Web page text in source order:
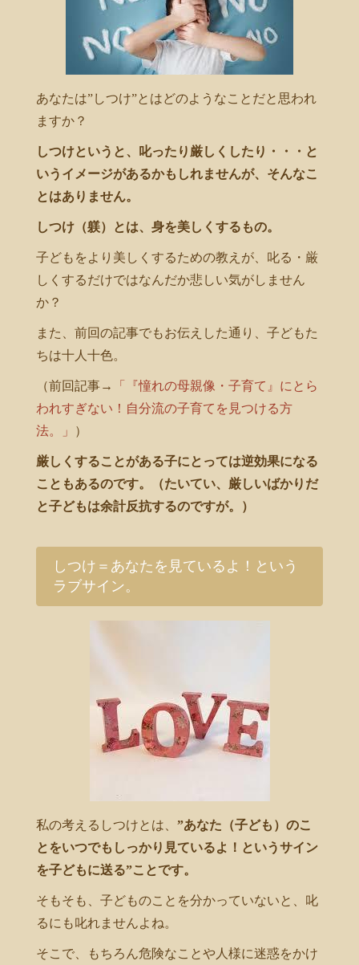
あなたは”しつけ”とはどのようなことだと思われ
ますか？
しつけというと、叱ったり厳しくしたり・・・と
いうイメージがあるかもしれませんが、そんなこ
とはありません。
しつけ（躾）とは、身を美しくするもの。
子どもをより美しくするための教えが、叱る・厳
しくするだけではなんだか悲しい気がしません
か？
また、前回の記事でもお伝えした通り、子どもた
ちは十人十色。
（前回記事→
「『憧れの母親像・子育て』にとら
われすぎない！自分流の子育てを見つける方
法。」
）
厳しくすることがある子にとっては逆効果になる
こともあるのです。（たいてい、厳しいばかりだ
と子どもは余計反抗するのですが。）
しつけ＝あなたを見ているよ！という
ラブサイン。
私の考えるしつけとは、 ”あなた（子ども）のこ
とをいつでもしっかり見ているよ！というサイン
を子どもに送る”ことです。
そもそも、子どものことを分かっていないと、叱
るにも叱れませんよね。
そこで、もちろん危険なことや人様に迷惑をかけ